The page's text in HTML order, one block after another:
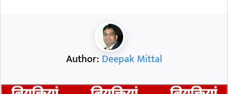
Author: Deepak Mittal